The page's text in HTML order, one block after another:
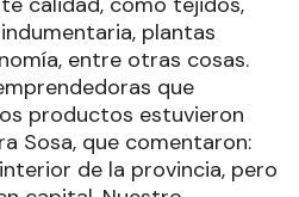
plantas
entre otras cosas.
que
productos estuvieron
Sosa, que comentaron:
de la provincia, pero